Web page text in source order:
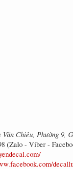
Văn Chiêu, Phường 9,
(Zalo - Viber -